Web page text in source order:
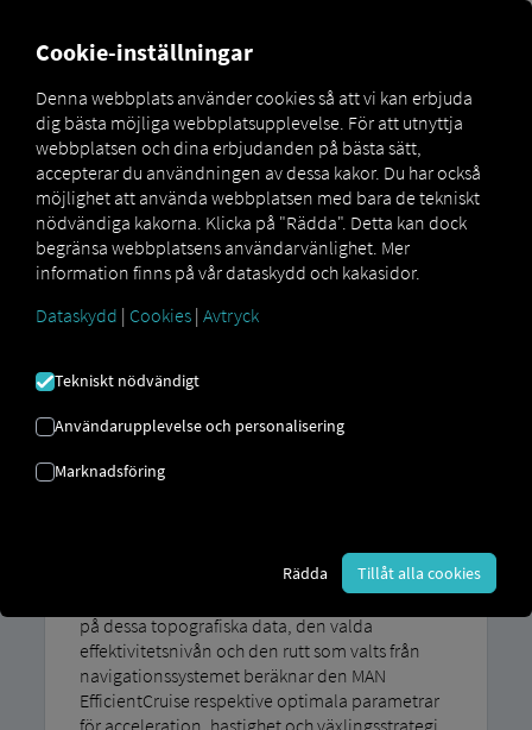
Marketplace
MAN
DigitalServices
MAN
Now
MAN
EfficientCruise
MAN
EFFICIENTCRUISE
MAN EfficientCruise Den registrerar den
planerade rutten upp till tre kilometer i förväg –
inklusive lutningar och nedförsbackar. Baserat
på dessa topografiska data, den valda
effektivitetsnivån och den rutt som valts från
navigationssystemet beräknar den MAN
EfficientCruise respektive optimala parametrar
Cookie-inställningar
Denna webbplats använder cookies så att vi kan erbjuda
dig bästa möjliga webbplatsupplevelse. För att utnyttja
webbplatsen och dina erbjudanden på bästa sätt,
accepterar du användningen av dessa kakor. Du har också
möjlighet att använda webbplatsen med bara de tekniskt
nödvändiga kakorna. Klicka på "Rädda". Detta kan dock
begränsa webbplatsens användarvänlighet. Mer
information finns på vår dataskydd och kakasidor.
Dataskydd | Cookies | Avtryck
Tekniskt nödvändigt
Användarupplevelse och personalisering
Marknadsföring
Rädda Tillåt alla cookies